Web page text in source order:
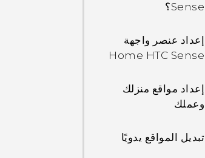
Sense؟
إعداد عنصر واجهة
Home HTC Sense
إعداد مواقع منزلك
وعملك
تبديل المواقع يدويًا